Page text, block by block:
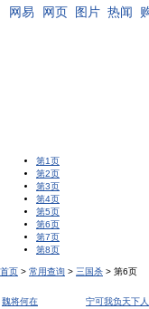
网易 网页 图片 热闻
第1页
第2页
第3页
第4页
第5页
第6页
第7页
第8页
首页 > 常用查询 > 三国杀 > 第6页
魏将何在
宁可我负天下人